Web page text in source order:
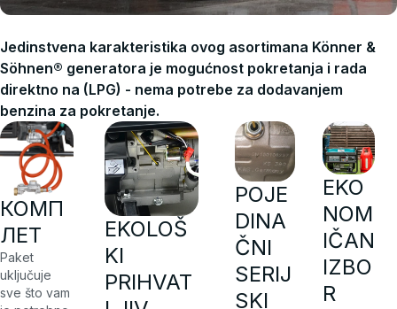
Jedinstvena karakteristika ovog asortimana Könner &
Söhnen® generatora je mogućnost pokretanja i rada
direktno na (LPG) - nema potrebe za dodavanjem
benzina za pokretanje.
КОМП
ЛЕТ
Paket
uključuje
sve što vam
EKOLOŠ
KI
PRIHVAT
POJE
DINA
ČNI
SERIJ
SKI
EKO
NOM
IČAN
IZBO
R